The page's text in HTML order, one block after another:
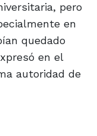
pero
en
quedado
en el
autoridad de